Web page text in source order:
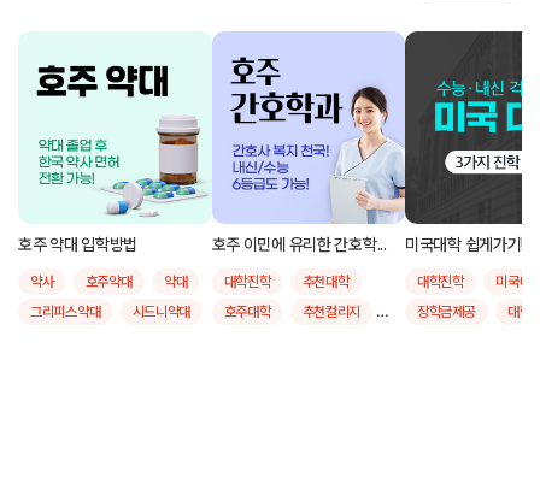
호주 약대 입학방법
약사 호주약대
약대
그리피스약대
시드니약대
호주 이민에 유리한 간호학...
대학진학
추천대학
호주대학
추천컬리지
미국대학 쉽게가기!
대학진학
미국대
장학금제공
대학